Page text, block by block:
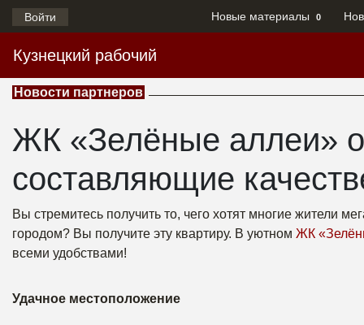
Войти Новые материалы 0
Кузнецкий рабочий
Новости партнеров
ЖК «Зелёные аллеи»
составляющие
Вы стремитесь получить то, чего хотят многие жители
городом? Вы получите эту квартиру. В уютном ЖК
всеми удобствами!
Удачное местоположение